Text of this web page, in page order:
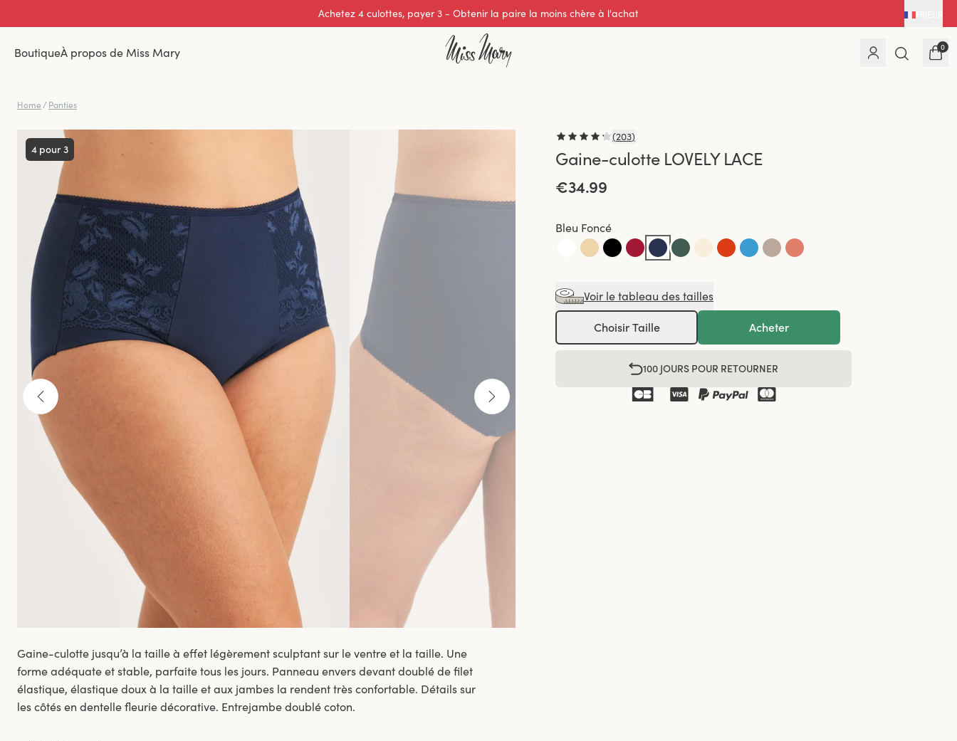
Excellente note de 0 sur 5
BoutiqueÀ propos de Miss Mary 0
Home / Panties
4 pour 3
(203)
Gaine-culotte LOVELY LACE
€34.99
Bleu Foncé
Voir le tableau des tailles
Choisir Taille Acheter
100 JOURS POUR RETOURNER
Gaine-culotte jusqu’à la taille à effet légèrement sculptant sur le ventre et la taille. Une
forme adéquate et stable, parfaite tous les jours. Panneau envers devant doublé de filet
élastique, élastique doux à la taille et aux jambes la rendent très confortable. Détails sur
les côtés en dentelle fleurie décorative. Entrejambe doublé coton.